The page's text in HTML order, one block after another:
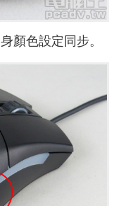
顏色設定同步。